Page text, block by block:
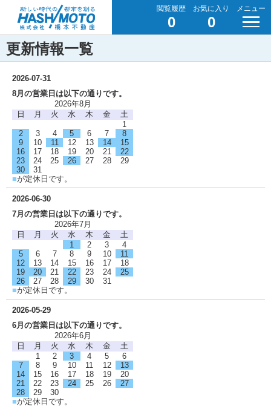
閲覧履歴
0
お気に入り
0
メニュー
更新情報一覧
2026-07-31
8月の営業日は以下の通りです。
2026年8月
日
月 火 水 木 金
土
1
2
3 4 5 6 7
8
9
10 11 12 13 14
15
16
17 18 19 20 21
22
23
24 25 26 27 28
29
30
31
■が定休日です。
2026-06-30
7月の営業日は以下の通りです。
2026年7月
日
月 火 水 木 金
土
1
2 3
4
5
6 7 8 9 10
11
12
13 14 15 16 17
18
19
20 21 22 23 24
25
26
27 28 29 30
31
■が定休日です。
2026-05-29
6月の営業日は以下の通りです。
2026年6月
日
月 火 水 木 金
土
1
2 3 4 5
6
7
8 9 10 11 12
13
14
15 16 17 18 19
20
21
22 23 24 25 26
27
28
29
30
■が定休日です。